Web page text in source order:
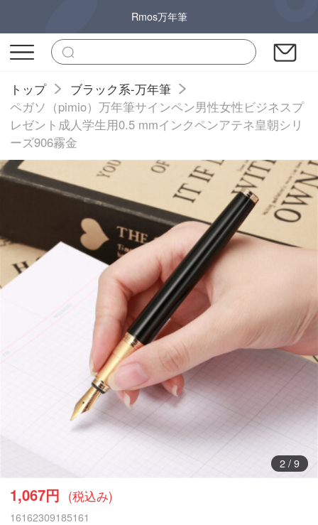
Rmos万年筆
トップ
ブラック系-万年筆
ペガソ（pimio）万年筆サインペン男性女性ビジネスプ
レゼント成人学生用0.5 mmインクペンアテネ皇朝シリ
ーズ906霧金
3/ 9
1,067円 (税込み)
16162309185161